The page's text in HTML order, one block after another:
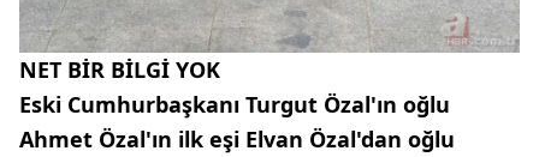
NET BİR BİLGİ YOK
Eski Cumhurbaşkanı Turgut Özal'ın oğlu
Ahmet Özal'ın ilk eşi Elvan Özal'dan oğlu